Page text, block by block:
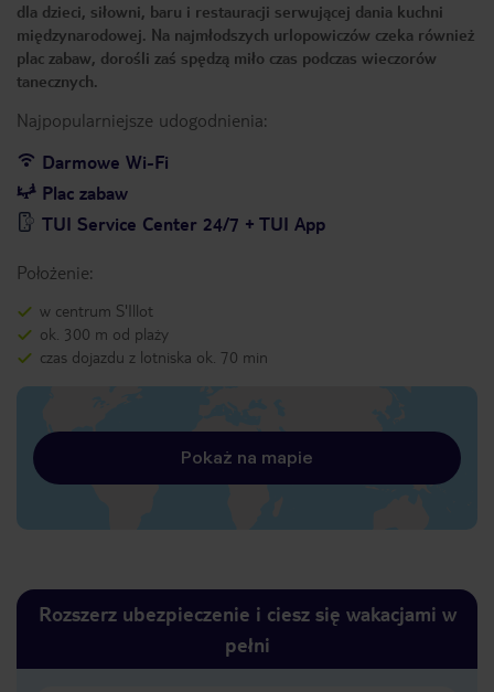
dla dzieci, siłowni, baru i restauracji serwującej dania kuchni
międzynarodowej. Na najmłodszych urlopowiczów czeka również
plac zabaw, dorośli zaś spędzą miło czas podczas wieczorów
tanecznych.
Najpopularniejsze udogodnienia:
Darmowe Wi-Fi
Plac zabaw
TUI Service Center 24/7 + TUI App
Położenie:
w centrum S'Illot
ok. 300 m od plaży
czas dojazdu z lotniska ok. 70 min
Pokaż na mapie
Rozszerz ubezpieczenie i ciesz się wakacjami w
pełni